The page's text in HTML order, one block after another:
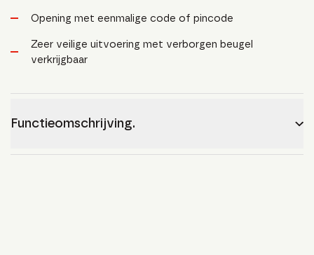
Opening met eenmalige code of pincode
Zeer veilige uitvoering met verborgen beugel
verkrijgbaar
Functieomschrijving.